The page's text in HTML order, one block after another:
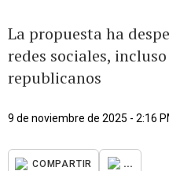
La propuesta ha
redes sociales,
republicanos
9 de noviembre de 2025 - 2:16
COMPARTIR ...